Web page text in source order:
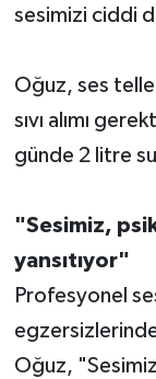
sesimizi ciddi
Oğuz, ses
sıvı alımı
günde 2 litre
"Sesimiz,
yansıtıyor"
Profesyonel ses
Oğuz,